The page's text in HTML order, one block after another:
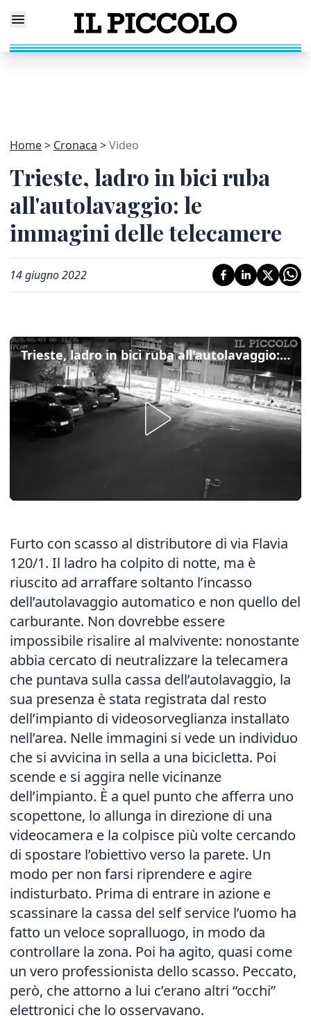
Home Cronaca Video
Trieste, ladro in bici ruba
all'autolavaggio: le
immagini delle telecamere
14 giugno 2022
Trieste, ladro in bici ruba all'autolavaggio: le immagini delle telecamere
Furto con scasso al distributore di via Flavia
120/1. Il ladro ha colpito di notte, ma è
riuscito ad arraffare soltanto l’incasso
dell’autolavaggio automatico e non quello del
carburante. Non dovrebbe essere
impossibile risalire al malvivente: nonostante
abbia cercato di neutralizzare la telecamera
che puntava sulla cassa dell’autolavaggio, la
sua presenza è stata registrata dal resto
dell’impianto di videosorveglianza installato
nell’area. Nelle immagini si vede un individuo
che si avvicina in sella a una bicicletta. Poi
scende e si aggira nelle vicinanze
dell’impianto. È a quel punto che afferra uno
scopettone, lo allunga in direzione di una
videocamera e la colpisce più volte cercando
di spostare l’obiettivo verso la parete. Un
modo per non farsi riprendere e agire
indisturbato. Prima di entrare in azione e
scassinare la cassa del self service l’uomo ha
fatto un veloce sopralluogo, in modo da
controllare la zona. Poi ha agito, quasi come
un vero professionista dello scasso. Peccato,
però, che attorno a lui c’erano altri “occhi”
elettronici che lo osservavano.